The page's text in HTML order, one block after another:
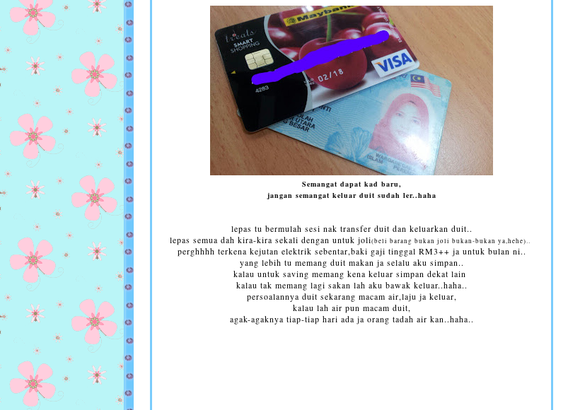
Semangat dapat kad baru,
jangan semangat keluar duit sudah ler..haha
lepas tu bermulah sesi nak transfer duit dan keluarkan duit..
lepas semua dah kira-kira sekali dengan untuk joli(beli barang bukan joli bukan-bukan ya,hehe)..
perghhhh terkena kejutan elektrik sebentar,baki gaji tinggal RM3++ ja untuk bulan ni..
yang lebih tu memang duit makan ja selalu aku simpan..
kalau untuk saving memang kena keluar simpan dekat lain
kalau tak memang lagi sakan lah aku bawak keluar..haha..
persoalannya duit sekarang macam air,laju ja keluar,
kalau lah air pun macam duit,
agak-agaknya tiap-tiap hari ada ja orang tadah air kan..haha..